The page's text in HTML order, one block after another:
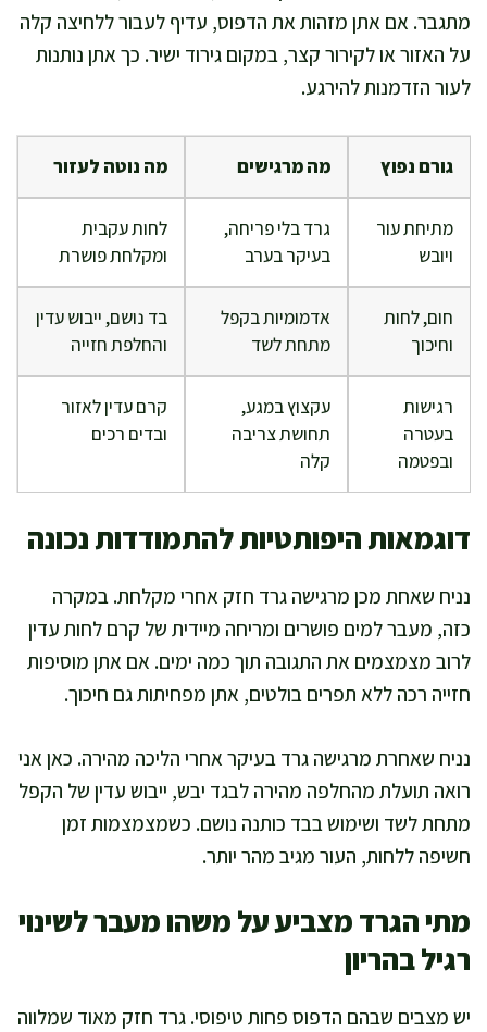
מתגבר. אם אתן מזהות את הדפוס, עדיף לעבור ללחיצה קלה
על האזור או לקירור קצר, במקום גירוד ישיר. כך אתן נותנות
לעור הזדמנות להירגע.
גורם נפוץ מה מרגישים מה נוטה לעזור
מתיחת עור
ויובש
גרד בלי פריחה,
בעיקר בערב
לחות עקבית
ומקלחת פושרת
חום, לחות
וחיכוך
אדמומיות בקפל
מתחת לשד
בד נושם, ייבוש עדין
והחלפת חזייה
רגישות
בעטרה
ובפטמה
עקצוץ במגע,
תחושת צריבה
קלה
קרם עדין לאזור
ובדים רכים
דוגמאות היפותטיות להתמודדות נכונה
נניח שאחת מכן מרגישה גרד חזק אחרי מקלחת. במקרה
כזה, מעבר למים פושרים ומריחה מיידית של קרם לחות עדין
לרוב מצמצמים את התגובה תוך כמה ימים. אם אתן מוסיפות
חזייה רכה ללא תפרים בולטים, אתן מפחיתות גם חיכוך.
נניח שאחרת מרגישה גרד בעיקר אחרי הליכה מהירה. כאן אני
רואה תועלת מהחלפה מהירה לבגד יבש, ייבוש עדין של הקפל
מתחת לשד ושימוש בבד כותנה נושם. כשמצמצמות זמן
חשיפה ללחות, העור מגיב מהר יותר.
מתי הגרד מצביע על משהו מעבר לשינוי
רגיל בהריון
יש מצבים שבהם הדפוס פחות טיפוסי. גרד חזק מאוד שמלווה